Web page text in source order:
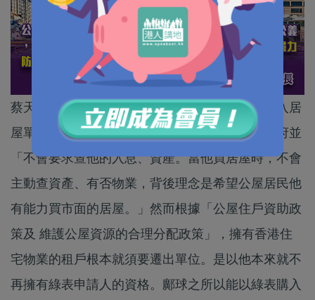
蔡天鳳前家翁鄺球持有幾千萬豪宅仍能以綠表購入居
屋單位，原因據稱是因為以綠表資格買居屋，政府並
「不會要求查他的入息、資產。當他買居屋時，不會
主動查資產、有否物業，背後理念是希望公屋居民他
有能力買市面的居屋。」然而根據「公屋住戶資助政
策及 維護公屋資源的合理分配政策」，擁有香港住
宅物業的租戶根本就須要遷出單位。是以他本來就不
再擁有綠表申請人的資格。鄺球之所以能以綠表購入